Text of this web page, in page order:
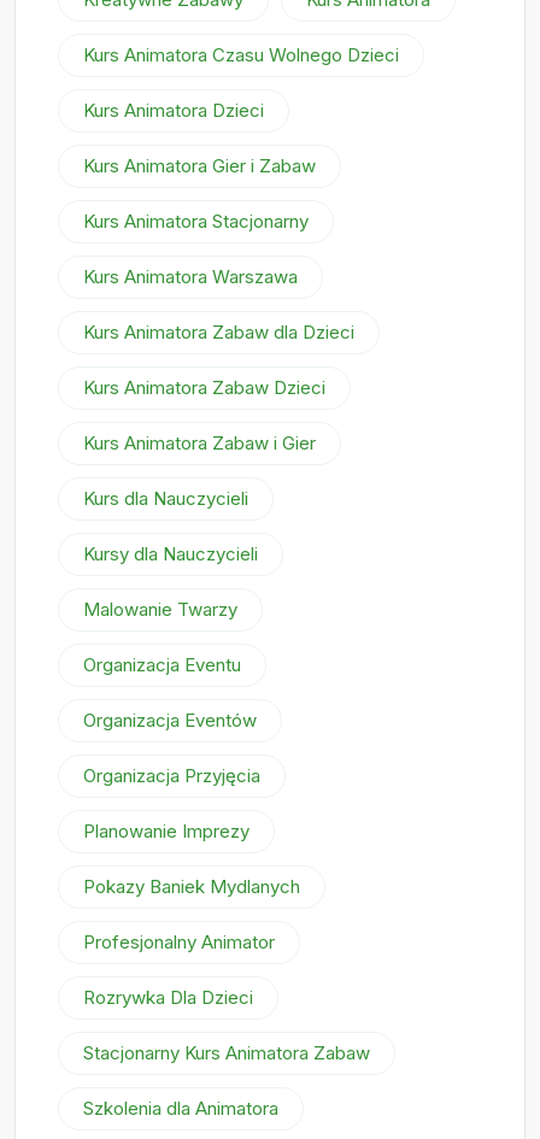
Kurs Animatora Czasu Wolnego Dzieci
Kurs Animatora Dzieci
Kurs Animatora Gier i Zabaw
Kurs Animatora Stacjonarny
Kurs Animatora Warszawa
Kurs Animatora Zabaw dla Dzieci
Kurs Animatora Zabaw Dzieci
Kurs Animatora Zabaw i Gier
Kurs dla Nauczycieli
Kursy dla Nauczycieli
Malowanie Twarzy
Organizacja Eventu
Organizacja Eventów
Organizacja Przyjęcia
Planowanie Imprezy
Pokazy Baniek Mydlanych
Profesjonalny Animator
Rozrywka Dla Dzieci
Stacjonarny Kurs Animatora Zabaw
Szkolenia dla Animatora